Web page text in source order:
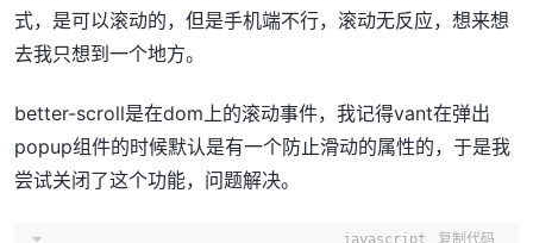
式，是可以滚动的，但是手机端不行，滚动无反应，想来想
去我只想到一个地方。
better-scroll是在dom上的滚动事件，我记得vant在弹出
popup组件的时候默认是有一个防止滑动的属性的，于是我
尝试关闭了这个功能，问题解决。
javascript 复制代码